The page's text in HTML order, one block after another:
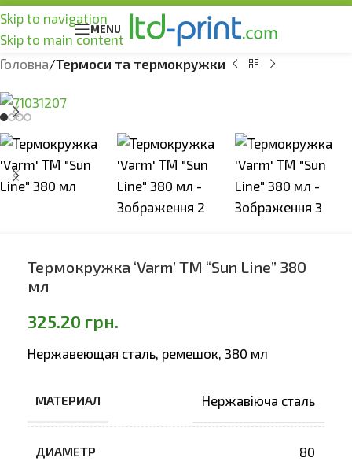
Skip to navigation
Skip to main content
MENU
Головна Термоси та термокружки
Термокружка ‘Varm’ ТМ “Sun Line” 380
мл
325.20 грн.
Нержавеющая сталь, ремешок, 380 мл
МАТЕРИАЛ Нержавіюча сталь
ДИАМЕТР 80